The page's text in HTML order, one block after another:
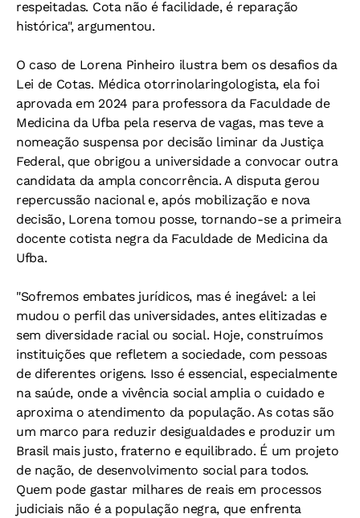
respeitadas. Cota não é facilidade, é reparação
histórica", argumentou.
O caso de Lorena Pinheiro ilustra bem os desafios da
Lei de Cotas. Médica otorrinolaringologista, ela foi
aprovada em 2024 para professora da Faculdade de
Medicina da Ufba pela reserva de vagas, mas teve a
nomeação suspensa por decisão liminar da Justiça
Federal, que obrigou a universidade a convocar outra
candidata da ampla concorrência. A disputa gerou
repercussão nacional e, após mobilização e nova
decisão, Lorena tomou posse, tornando-se a primeira
docente cotista negra da Faculdade de Medicina da
Ufba.
"Sofremos embates jurídicos, mas é inegável: a lei
mudou o perfil das universidades, antes elitizadas e
sem diversidade racial ou social. Hoje, construímos
instituições que refletem a sociedade, com pessoas
de diferentes origens. Isso é essencial, especialmente
na saúde, onde a vivência social amplia o cuidado e
aproxima o atendimento da população. As cotas são
um marco para reduzir desigualdades e produzir um
Brasil mais justo, fraterno e equilibrado. É um projeto
de nação, de desenvolvimento social para todos.
Quem pode gastar milhares de reais em processos
judiciais não é a população negra, que enfrenta